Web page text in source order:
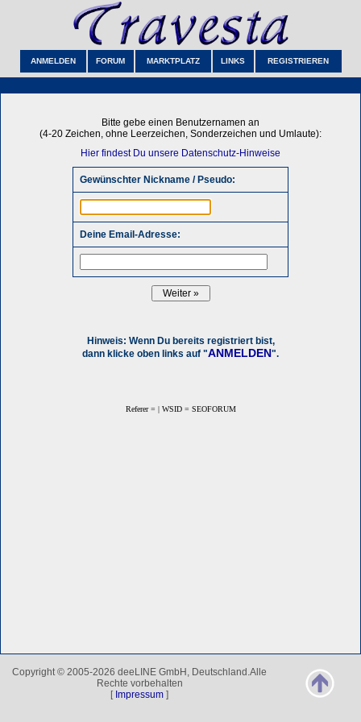
ANMELDEN FORUM MARKTPLATZ LINKS REGISTRIEREN
Bitte gebe einen Benutzernamen an
(4-20 Zeichen, ohne Leerzeichen, Sonderzeichen und Umlaute):
Hier findest Du unsere Datenschutz-Hinweise
Gewünschter Nickname / Pseudo:
Deine Email-Adresse:
Hinweis: Wenn Du bereits registriert bist,
dann klicke oben links auf "ANMELDEN".
Referer = | WSID = SEOFORUM
Copyright © 2005-2026 deeLINE GmbH, Deutschland.Alle
Rechte vorbehalten
[ Impressum ]